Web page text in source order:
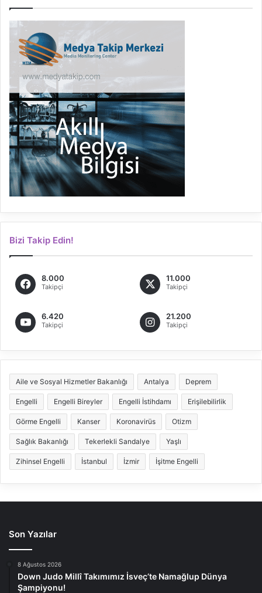
Bizi Takip Edin!
8.000
Takipçi
11.000
Takipçi
6.420
Takipçi
21.200
Takipçi
Aile ve Sosyal Hizmetler Bakanlığı Antalya Deprem
Engelli Engelli Bireyler Engelli İstihdamı Erişilebilirlik
Görme Engelli Kanser Koronavirüs Otizm
Sağlık Bakanlığı Tekerlekli Sandalye Yaşlı
Zihinsel Engelli İstanbul İzmir İşitme Engelli
Son Yazılar
8 Ağustos 2026
Down Judo Millî Takımımız İsveç’te Namağlup Dünya
Şampiyonu!